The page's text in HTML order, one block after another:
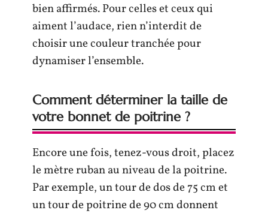
bien affirmés. Pour celles et ceux qui
aiment l’audace, rien n’interdit de
choisir une couleur tranchée pour
dynamiser l’ensemble.
Comment déterminer la taille de
votre bonnet de poitrine ?
Encore une fois, tenez-vous droit, placez
le mètre ruban au niveau de la poitrine.
Par exemple, un tour de dos de 75 cm et
un tour de poitrine de 90 cm donnent